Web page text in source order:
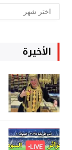
ارشيف
غربة
الأخيرة